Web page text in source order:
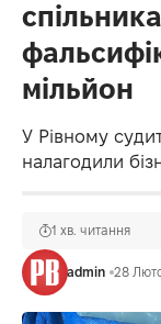
мільйон
У Рівному
налагодили
admin 28
1 хв. читання